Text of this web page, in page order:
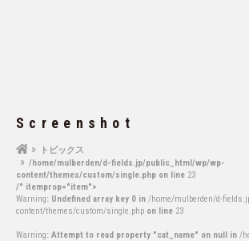
Screenshot
トピックス
/home/mulberden/d-fields.jp/public_html/wp/wp-
content/themes/custom/single.php on line 23
/" itemprop="item">
Warning: Undefined array key 0 in /home/mulberden/d-
content/themes/custom/single.php on line 23
Warning: Attempt to read property "cat_name" on null in /